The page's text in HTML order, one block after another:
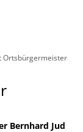
Ortsbürgermeister
Bernhard Jud